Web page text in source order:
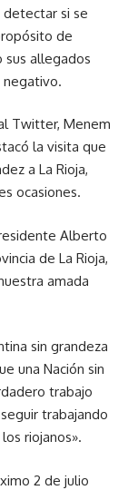
si se
de
sus allegados
negativo.
Twitter, Menem
la visita que
a La Rioja,
ocasiones.
Alberto
de La Rioja,
amada
sin grandeza
una Nación sin
trabajo
trabajando
riojanos».
2 de julio